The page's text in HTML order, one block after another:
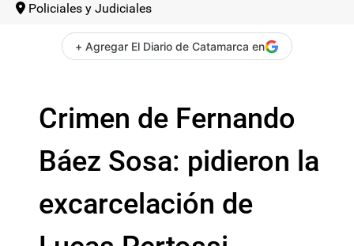
Policiales y Judiciales
+ Agregar El Diario de Catamarca en
Crimen de Fernando
Báez Sosa: pidieron la
excarcelación de